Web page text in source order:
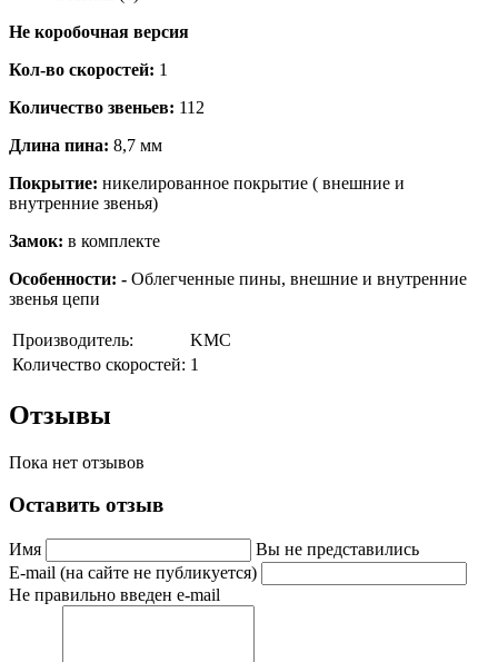
Не коробочная версия
Кол-во скоростей: 1
Количество звеньев: 112
Длина пина: 8,7 мм
Покрытие: никелированное покрытие ( внешние и
внутренние звенья)
Замок: в комплекте
Особенности: - Облегченные пины, внешние и внутренние
звенья цепи
Производитель:
KMC
Количество скоростей: 1
Отзывы
Пока нет отзывов
Оставить отзыв
Имя
Вы не представились
E-mail (на сайте не публикуется)
Не правильно введен e-mail